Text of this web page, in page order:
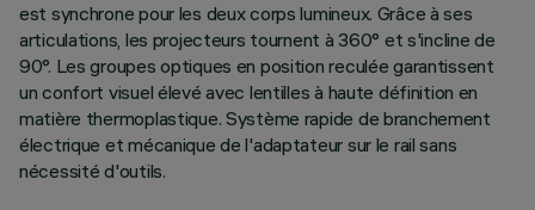
est synchrone pour les deux corps lumineux. Grâce à ses
articulations, les projecteurs tournent à 360° et s'incline de
90°. Les groupes optiques en position reculée garantissent
un confort visuel élevé avec lentilles à haute définition en
matière thermoplastique. Système rapide de branchement
électrique et mécanique de l'adaptateur sur le rail sans
nécessité d'outils.